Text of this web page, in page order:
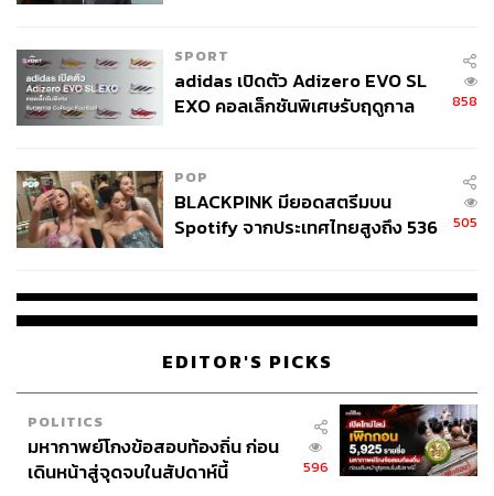
SPORT
adidas เปิดตัว Adizero EVO SL
EXO คอลเล็กชันพิเศษรับฤดูกาล
858
POP
BLACKPINK มียอดสตรีมบน
Spotify จากประเทศไทยสูงถึง 536
505
EDITOR'S PICKS
POLITICS
มหากาพย์โกงข้อสอบท้องถิ่น ก่อน
เดินหน้าสู่จุดจบในสัปดาห์นี้
596